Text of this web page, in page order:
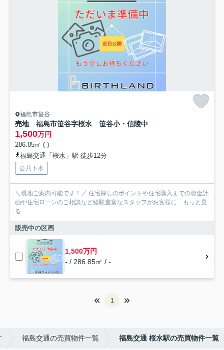
福島市笹谷
売地 福島市笹谷字桜水 笹谷小・信陵中
1,500万円
286.85㎡ (-)
福島交通「桜水」駅 徒歩12分
公共下水
＼現地ご案内可能です！／ 住宅探しのポイントや住宅購入までの資金計
画や住宅ローンのご相談など経験豊富なスタッフがお客様に... もっと見
る
販売中の区画
1,500万円
- / 286.85㎡ / -
1
福島交通の売買物件一覧 福島交通 桜水駅の売買物件一覧